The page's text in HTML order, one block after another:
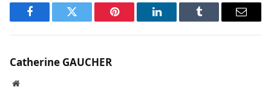
FacebookTwitter Pinterest LinkedIn Tumblr Email
Catherine GAUCHER
Site